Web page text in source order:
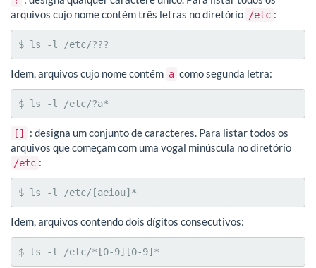
arquivos cujo nome contém três letras no diretório /etc :
$ ls -l /etc/???
Idem, arquivos cujo nome contém a como segunda letra:
$ ls -l /etc/?a*
[]
: designa um conjunto de caracteres. Para listar todos os
arquivos que começam com uma vogal minúscula no diretório
/etc :
$ ls -l /etc/[aeiou]*
Idem, arquivos contendo dois dígitos consecutivos:
$ ls -l /etc/*[0-9][0-9]*